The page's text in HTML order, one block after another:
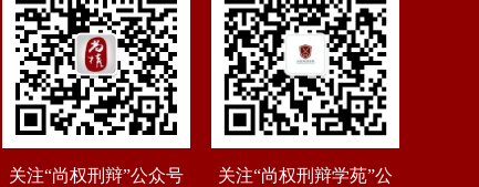
关注“尚权刑辩”公众号 关注“尚权刑辩学苑”公